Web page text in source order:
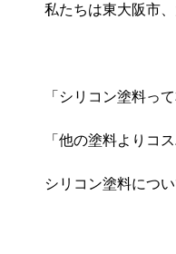
私たちは東大阪市
「シリコン塗料っ
「他の塗料よりコ
シリコン塗料につ